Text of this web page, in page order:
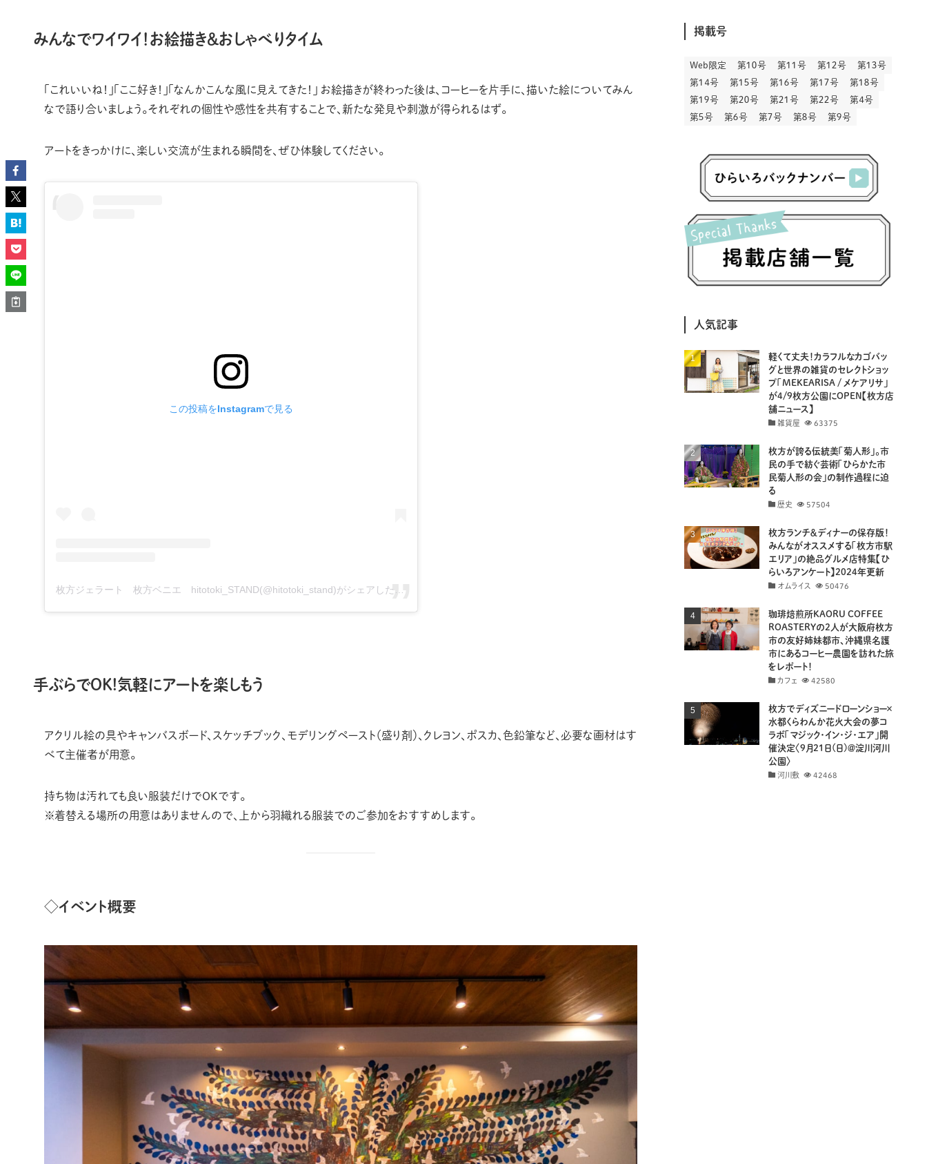
みんなでワイワイ！お絵描き＆おしゃべりタイム
「これいいね！」「ここ好き！」「なんかこんな風に見えてきた！」 お絵描きが終わった後は、コーヒーを片手に、描いた絵についてみん
なで語り合いましょう。それぞれの個性や感性を共有することで、新たな発見や刺激が得られるはず。
アートをきっかけに、楽しい交流が生まれる瞬間を、ぜひ体験してください。
この投稿をInstagramで見る
手ぶらでOK!気軽にアートを楽しもう
アクリル絵の具やキャンバスボード、スケッチブック、モデリングペースト（盛り剤）、クレヨン、ポスカ、色鉛筆など、必要な画材はす
べて主催者が用意。
持ち物は汚れても良い服装だけでOKです。
※着替える場所の用意はありませんので、上から羽織れる服装でのご参加をおすすめします。
◇イベント概要
(45)
(68)
(2)
(7)
(57)
(71)
(400)
(5)
(24)
(12)
(25)
(14)
(26)
(77)
(6)
(8)
(3)
(8)
(8)
(45)
(8)
(41)
(103)
(4)
(30)
(29)
(18)
(151)
(2)
(140)
(5)
(50)
(30)
(2)
(20)
(3)
(12)
(23)
(85)
(29)
(72)
(30)
(7)
(19)
(22)
(20)
(2)
別
掲載号
Web限定 第１０号 第１１号 第１２号
第１３号
第１４号
第１５号 第１６号 第１７号
第１８号
第１９号
第２０号 第２１号 第２２号
第４号
第５号
第６号 第７号 第８号 第９号
人気記事
軽くて丈夫！カラフルなカゴバッ
グと世界の雑貨のセレクトショッ
プ「MEKEARISA / メケアリサ」
が4/9枚方公園にOPEN【枚方店
舗ニュース】
雑貨屋 63375
枚方が誇る伝統美「菊人形」。市
民の手で紡ぐ芸術「ひらかた市
民菊人形の会」の制作過程に迫
る
歴史 57504
枚方ランチ＆ディナーの保存版！
みんながオススメする「枚方市駅
エリア」の絶品グルメ店特集【ひ
らいろアンケート】2024年更新
オムライス 50476
珈琲焙煎所KAORU COFFEE
ROASTERYの2人が大阪府枚方
市の友好姉妹都市、沖縄県名護
市にあるコーヒー農園を訪れた旅
をレポート！
カフェ 42580
枚方でディズニードローンショー×
水都くらわんか花火大会の夢コ
ラボ「マジック・イン・ジ・エア」開
催決定〈9月21日(日)＠淀川河川
公園〉
河川敷 42468